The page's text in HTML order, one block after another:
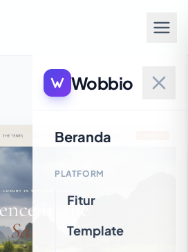
Wobbio
Beranda
PLATFORM
Fitur
Template